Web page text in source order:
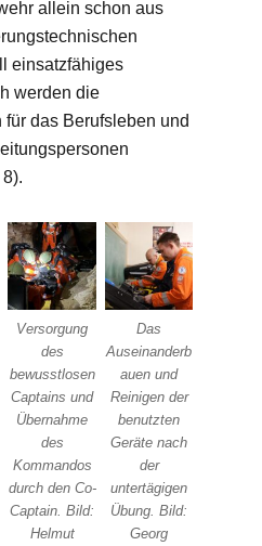
allein schon aus
einsatzfähiges
werden die
das Berufsleben und
Versorgung
des
bewusstlosen
Captains und
Übernahme
des
Kommandos
durch den Co-
Captain. Bild:
Helmut
Das
Auseinanderb
auen und
Reinigen der
benutzten
Geräte nach
der
untertägigen
Übung. Bild:
Georg